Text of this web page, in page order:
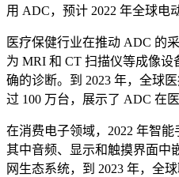
用 ADC，预计 2022 年全球电
医疗保健行业在推动 ADC 的
为 MRI 和 CT 扫描仪等成像
确的诊断。到 2023 年，全球
过 100 万台，展示了 ADC 在
在消费电子领域，2022 年智能
其中音频、显示和触摸界面中
网生态系统，到 2023 年，全